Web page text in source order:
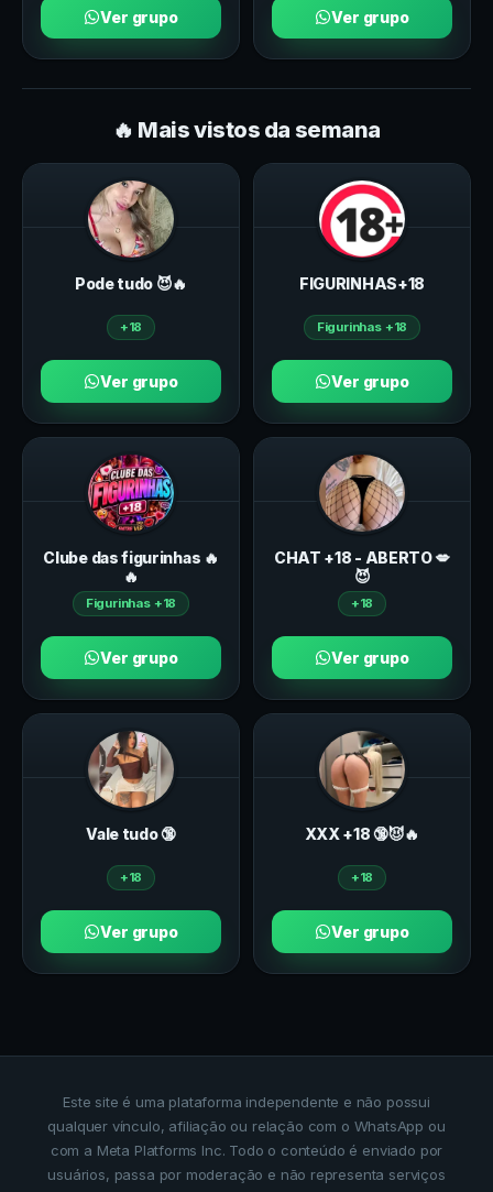
Ver grupo Ver grupo
🔥 Mais vistos da semana
Pode tudo 😈🔥
+18
Ver grupo
FIGURINHAS+18
Figurinhas +18
Ver grupo
Clube das figurinhas 🔥
🔥
Figurinhas +18
Ver grupo
CHAT +18 - ABERTO 💋
😈
+18
Ver grupo
Vale tudo 🔞
+18
Ver grupo
ХXХ +18 🔞😈🔥
+18
Ver grupo
Este site é uma plataforma independente e não possui
qualquer vínculo, afiliação ou relação com o WhatsApp ou
com a Meta Platforms Inc. Todo o conteúdo é enviado por
usuários, passa por moderação e não representa serviços